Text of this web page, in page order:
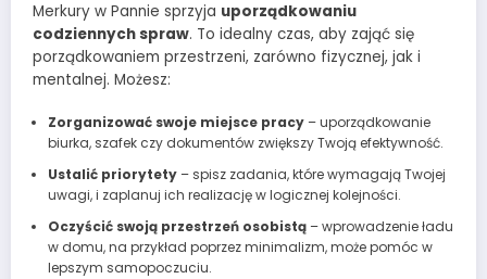
Merkury w Pannie sprzyja uporządkowaniu
codziennych spraw. To idealny czas, aby zająć się
porządkowaniem przestrzeni, zarówno fizycznej, jak i
mentalnej. Możesz:
Zorganizować swoje miejsce pracy– uporządkowanie
biurka, szafek czy dokumentów zwiększy Twoją efektywność.
Ustalić priorytety– spisz zadania, które wymagają Twojej
uwagi, i zaplanuj ich realizację w logicznej kolejności.
Oczyścić swoją przestrzeń osobistą– wprowadzenie ładu
w domu, na przykład poprzez minimalizm, może pomóc w
lepszym samopoczuciu.